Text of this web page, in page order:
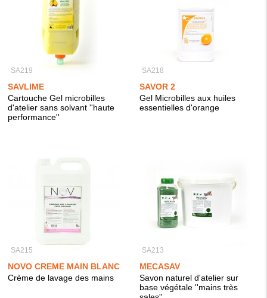
SA219
SAVLIME
Cartouche Gel microbilles
d'atelier sans solvant ''haute
performance''
SA218
SAVOR 2
Gel Microbilles aux huiles
essentielles d'orange
SA215
NOVO CREME MAIN BLANC
Crème de lavage des mains
SA213
MECASAV
Savon naturel d'atelier sur
base végétale ''mains très